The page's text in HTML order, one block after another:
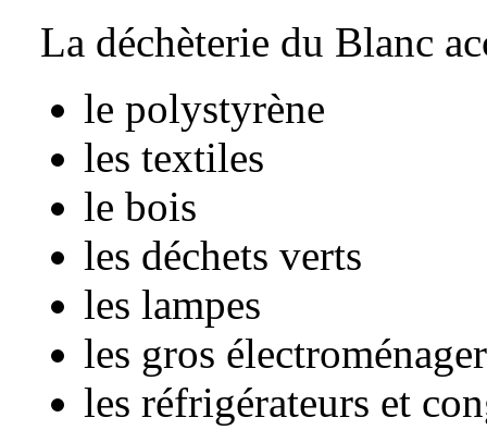
La déchèterie du Blanc
le polystyrène
les textiles
le bois
les déchets verts
les lampes
les gros
les réfrigérateurs et